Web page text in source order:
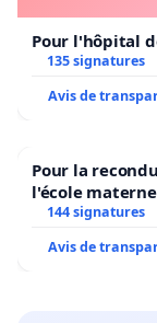
Pour l'hôpital
135 signatures
Avis de
Pour la
l'école
2026/2027
144 signatures
Avis de